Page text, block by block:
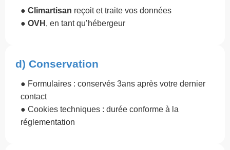
● Climartisan reçoit et traite vos données
● OVH , en tant qu’hébergeur
d) Conservation
● Formulaires : conservés 3ans après votre dernier
contact
● Cookies techniques : durée conforme à la
réglementation